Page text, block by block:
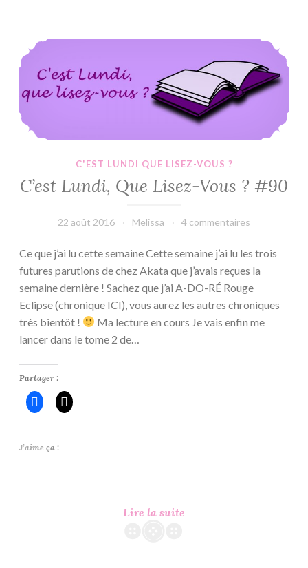
Match
Lauren
Rowe
C’est Lundi, Que Lisez-Vous ? #90
C'EST LUNDI QUE LISEZ-VOUS ?
C’est Lundi, Que Lisez-Vous ? #90
22 août 2016 Melissa 4 commentaires
Ce que j’ai lu cette semaine Cette semaine j’ai lu les trois
futures parutions de chez Akata que j’avais reçues la
semaine dernière ! Sachez que j’ai A-DO-RÉ Rouge
Eclipse (chronique ICI), vous aurez les autres chroniques
très bientôt !
Ma lecture en cours Je vais enfin me
lancer dans le tome 2 de…
Lire la suite
Lundi,
Partager :
J’aime ça :